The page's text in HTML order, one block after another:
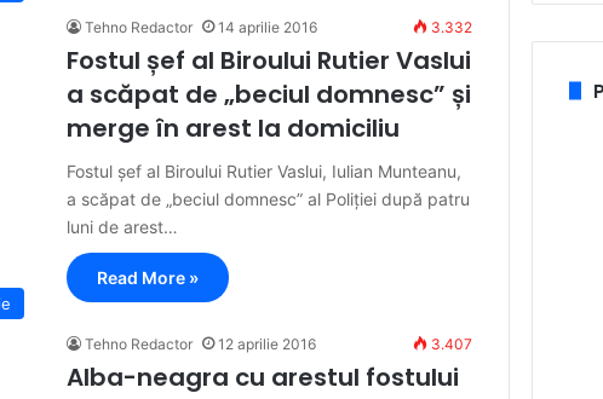
Tehno Redactor 14 aprilie 2016 3.332
Fostul șef al Biroului Rutier Vaslui
a scăpat de „beciul domnesc” și
merge în arest la domiciliu
Fostul șef al Biroului Rutier Vaslui, Iulian Munteanu,
a scăpat de „beciul domnesc” al Poliției după patru
luni de arest…
Read More »
Tehno Redactor 12 aprilie 2016 3.407
Alba-neagra cu arestul fostului